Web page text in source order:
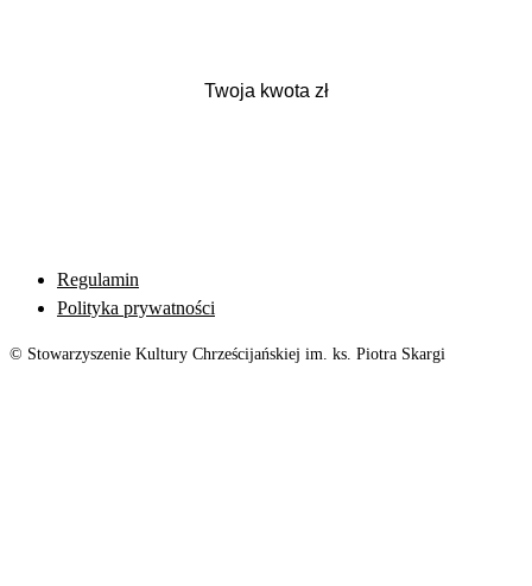
Regulamin
Polityka prywatności
© Stowarzyszenie Kultury Chrześcijańskiej im. ks. Piotra Skargi